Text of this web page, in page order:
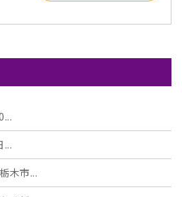
...
木市...